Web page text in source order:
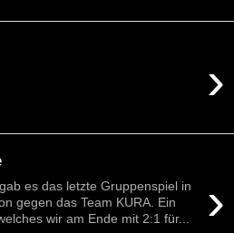
›
›
es das letzte Gruppenspiel in
gegen das Team KURA. Ein
wir am Ende mit 2:1 für...